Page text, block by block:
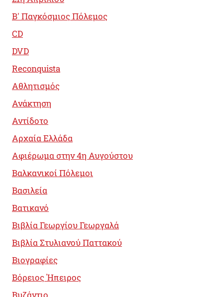
B' Παγκόσμιος Πόλεμος
CD
DVD
Reconquista
Αθλητισμός
Ανάκτηση
Αντίδοτο
Αρχαία Ελλάδα
Αφιέρωμα στην 4η Αυγούστου
Βαλκανικοί Πόλεμοι
Βασιλεία
Βατικανό
Βιβλία Γεωργίου Γεωργαλά
Βιβλία Στυλιανού Παττακού
Βιογραφίες
Βόρειος Ήπειρος